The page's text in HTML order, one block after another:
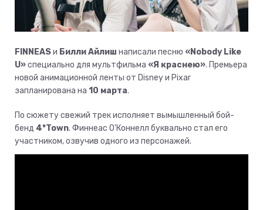
FINNEASи Билли Айлиш написали песню «Nobody Like
U»специально для мультфильма «Я краснею». Премьера
новой анимационной ленты от Disney и Pixar
запланирована на 10 марта.
По сюжету свежий трек исполняет вымышленный бой-
бенд 4*Town. Финнеас О'Коннелл буквально стал его
участником, озвучив одного из персонажей.